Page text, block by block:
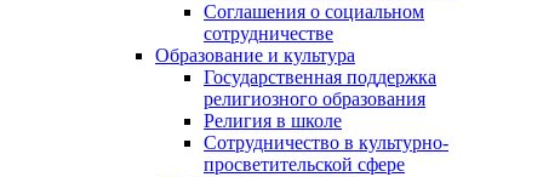
Соглашения о социальном
сотрудничестве
Образование и культура
Государственная поддержка
религиозного образования
Религия в школе
Сотрудничество в культурно-
просветительской сфере